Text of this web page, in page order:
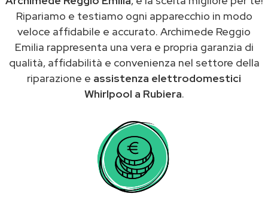
Ripariamo e testiamo ogni apparecchio in modo
veloce affidabile e accurato. Archimede Reggio
Emilia rappresenta una vera e propria garanzia di
qualità, affidabilità e convenienza nel settore della
riparazione e assistenza elettrodomestici
Whirlpool a Rubiera.